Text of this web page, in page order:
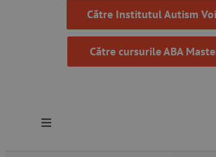
Către Institutul Autism
Către cursurile ABA
Toggle